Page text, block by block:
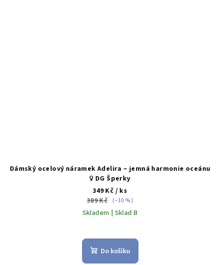
Dámský ocelový náramek Adelira – jemná harmonie oceánu
♀️ DG Šperky
349 Kč / ks
389 Kč (–10 %)
Skladem | Sklad B
Do košíku